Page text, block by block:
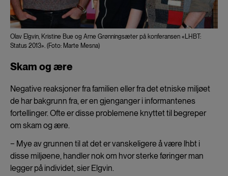
Olav Elgvin, Kristine Bue og Arne Grønningsæter på konferansen «LHBT:
Status 2013». (Foto: Marte Mesna)
Skam og ære
Negative reaksjoner fra familien eller fra det etniske miljøet
de har bakgrunn fra, er en gjenganger i informantenes
fortellinger. Ofte er disse problemene knyttet til begreper
om skam og ære.
− Mye av grunnen til at det er vanskeligere å være lhbt i
disse miljøene, handler nok om hvor sterke føringer man
legger på individet, sier Elgvin.